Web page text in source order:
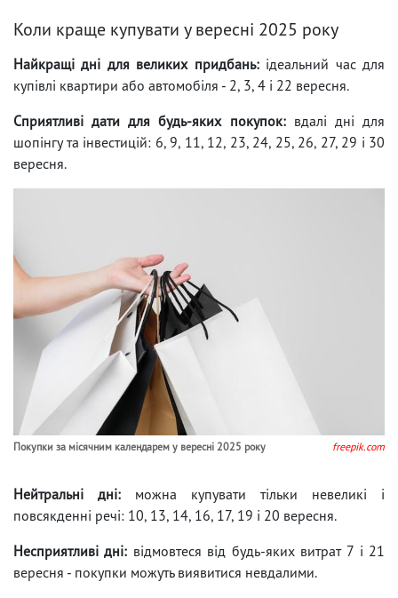
Коли краще купувати у вересні 2025 року
Найкращі дні для великих придбань:ідеальний час для
купівлі квартири або автомобіля - 2, 3, 4 і 22 вересня.
Сприятливі дати для будь-яких покупок: вдалі дні для
шопінгу та інвестицій: 6, 9, 11, 12, 23, 24, 25, 26, 27, 29 і 30
вересня.
Покупки за місячним календарем у вересні 2025 року freepik.com
Нейтральні дні: можна купувати тільки невеликі і
повсякденні речі: 10, 13, 14, 16, 17, 19 і 20 вересня.
Несприятливі дні: відмовтеся від будь-яких витрат 7 і 21
вересня - покупки можуть виявитися невдалими.